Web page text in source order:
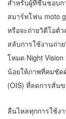
สำหรับผู้ที่ชื่นชอบก
สมาร์ทโฟน moto
หรือจะถ่ายวิดีโอตั
สลับการใช้งานถ่า
โหมด Night
น้อยให้ภาพที่คมชัด
(OIS) ที่ลดการสั่น
ลื่นไหลทุกการใช้ง